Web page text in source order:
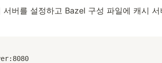
버를 설정하고 Bazel 구성 파일에 캐시